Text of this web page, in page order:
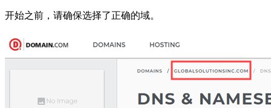
开始之前，请确保选择了正确的域。